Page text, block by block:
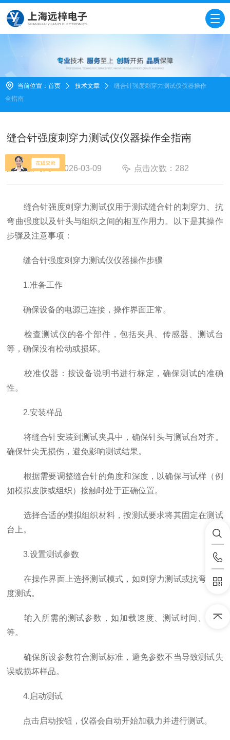
当前位置： 首页 技术文章
缝合针强度刺穿力测试仪仪器操作
全指南
缝合针强度刺穿力测试仪仪器操作全指南
更新时间：2026-03-09 点击次数：282
缝合针强度刺穿力测试仪用于测试缝合针的刺穿力、抗
弯曲强度以及针头与组织之间的相互作用力。以下是其操作
步骤及注意事项：
缝合针强度刺穿力测试仪仪器操作步骤
1.准备工作
确保设备的电源已连接，操作界面正常。
检查测试仪的各个部件，包括夹具、传感器、测试台
等，确保没有松动或损坏。
校准仪器：按设备说明书进行标定，确保测试的准确
性。
2.安装样品
将缝合针安装到测试夹具中，确保针头与测试台对齐。
确保针尖无损伤，避免影响测试结果。
根据需要调整缝合针的角度和深度，以确保与试样（例
如模拟皮肤或组织）接触时处于正确位置。
选择合适的模拟组织材料，按测试要求将其固定在测试
台上。
3.设置测试参数
在操作界面上选择测试模式，如刺穿力测试或抗弯曲强
度测试。
输入所需的测试参数，如加载速度、测试时间、压力
等。
确保所设参数符合测试标准，避免参数不当导致测试失
误或损坏样品。
4.启动测试
点击启动按钮，仪器会自动开始加载力并进行测试。